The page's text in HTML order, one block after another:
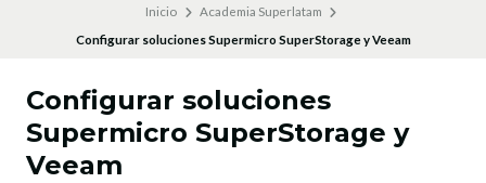
Inicio
Academia Superlatam
Configurar soluciones Supermicro SuperStorage y Veeam
Configurar soluciones
Supermicro SuperStorage y
Veeam